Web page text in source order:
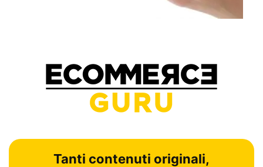
Tanti contenuti originali,